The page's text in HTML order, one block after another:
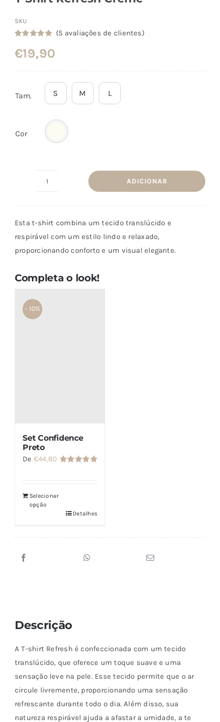
SKU
com5.00em
5 com base
(5 avaliações de clientes)
€19,90
Tam. S M L
Cor
Shirt
Refresh
Creme
ADICIONAR
Esta t-shirt combina um tecido translúcido e
respirável com um estilo lindo e relaxado,
proporcionando conforto e um visual elegante.
Completa o look!
- 10%
Set Confidence
Preto
De €44,80
Selecionar
opção
Detalhes
Descrição
A T-shirt Refresh é confeccionada com um tecido
translúcido, que oferece um toque suave e uma
sensação leve na pele. Esse tecido permite que o ar
circule livremente, proporcionando uma sensação
refrescante durante todo o dia. Além disso, sua
natureza respirável ajuda a afastar a umidade, a te